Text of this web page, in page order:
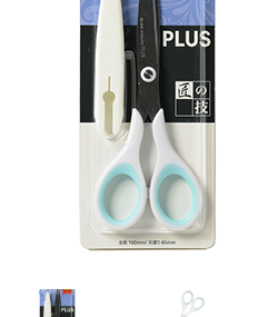
關於我們
防詐騙聲明